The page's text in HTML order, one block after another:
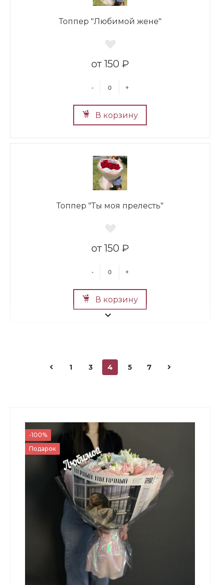
Топпер "Любимой жене"
150 ₽
- +
В корзину
Топпер "Ты моя прелесть"
150 ₽
- +
В корзину
150 ₽
- +
В корзину
Топпер "Любимой бабушке"
1 3 4 5 7
-100%
Подарок